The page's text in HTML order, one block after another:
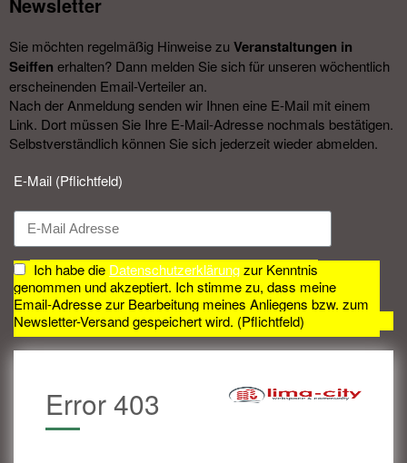
Sie möchten regelmäßig Hinweise zu Veranstal­tungen in
Seiffen erhalten? Dann melden Sie sich für unseren wöchentlich
erscheinenden Email-Verteiler an.
Nach der Anmeldung senden wir Ihnen eine E-Mail mit einem
Link. Dort müssen Sie Ihre E-Mail-Adresse nochmals bestätigen.
Selbstverständlich können Sie sich jederzeit wieder abmelden.​
E-Mail (Pflichtfeld)
Ich habe die Datenschutzerklärungzur Kenntnis
genommen und akzeptiert. Ich stimme zu, dass meine
Email-Adresse zur Bearbeitung meines Anliegens bzw. zum
Newsletter-Versand gespeichert wird. (Pflichtfeld)
Error 403